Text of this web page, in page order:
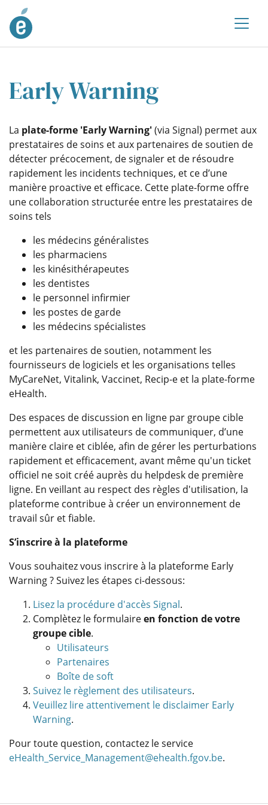
Early Warning
La plate-forme 'Early Warning'(via Signal) permet aux
prestataires de soins et aux partenaires de soutien de
détecter précocement, de signaler et de résoudre
rapidement les incidents techniques, et ce d’une
manière proactive et efficace. Cette plate-forme offre
une collaboration structurée entre les prestataires de
soins tels
les médecins généralistes
les pharmaciens
les kinésithérapeutes
les dentistes
le personnel infirmier
les postes de garde
les médecins spécialistes
et les partenaires de soutien, notamment les
fournisseurs de logiciels et les organisations telles
MyCareNet, Vitalink, Vaccinet, Recip-e et la plate-forme
eHealth.
Des espaces de discussion en ligne par groupe cible
permettent aux utilisateurs de communiquer, d’une
manière claire et ciblée, afin de gérer les perturbations
rapidement et efficacement, avant même qu'un ticket
officiel ne soit créé auprès du helpdesk de première
ligne. En veillant au respect des règles d'utilisation, la
plateforme contribue à créer un environnement de
travail sûr et fiable.
S’inscrire à la plateforme
Vous souhaitez vous inscrire à la plateforme Early
Warning ? Suivez les étapes ci-dessous:
Lisez la procédure d'accès Signal.
Complètez le formulaireen fonction de votre
groupe cible.
Utilisateurs
Partenaires
Boîte de soft
Suivez le règlement des utilisateurs.
Veuillez lire attentivement le disclaimer Early
Warning.
Pour toute question, contactez le service
eHealth_Service_Management@ehealth.fgov.be.